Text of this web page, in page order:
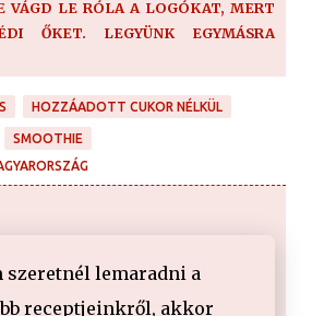
VÁGD LE RÓLA A LOGÓKAT, MERT
ŐKET. LEGYÜNK EGYMÁSRA
HOZZÁADOTT CUKOR NÉLKÜL
SMOOTHIE
szeretnél lemaradni a
receptjeinkről, akkor